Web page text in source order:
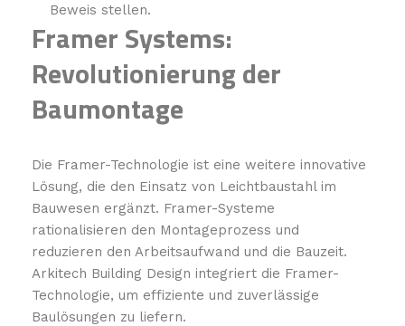
Beweis stellen.
Framer Systems:
Revolutionierung der
Baumontage
Die Framer-Technologie ist eine weitere innovative
Lösung, die den Einsatz von Leichtbaustahl im
Bauwesen ergänzt. Framer-Systeme
rationalisieren den Montageprozess und
reduzieren den Arbeitsaufwand und die Bauzeit.
Arkitech Building Design integriert die Framer-
Technologie, um effiziente und zuverlässige
Baulösungen zu liefern.